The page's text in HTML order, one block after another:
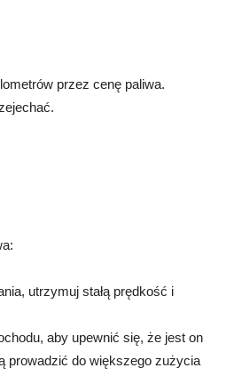
przez cenę paliwa.
utrzymuj stałą prędkość i
aby upewnić się, że jest on
prowadzić do większego zużycia